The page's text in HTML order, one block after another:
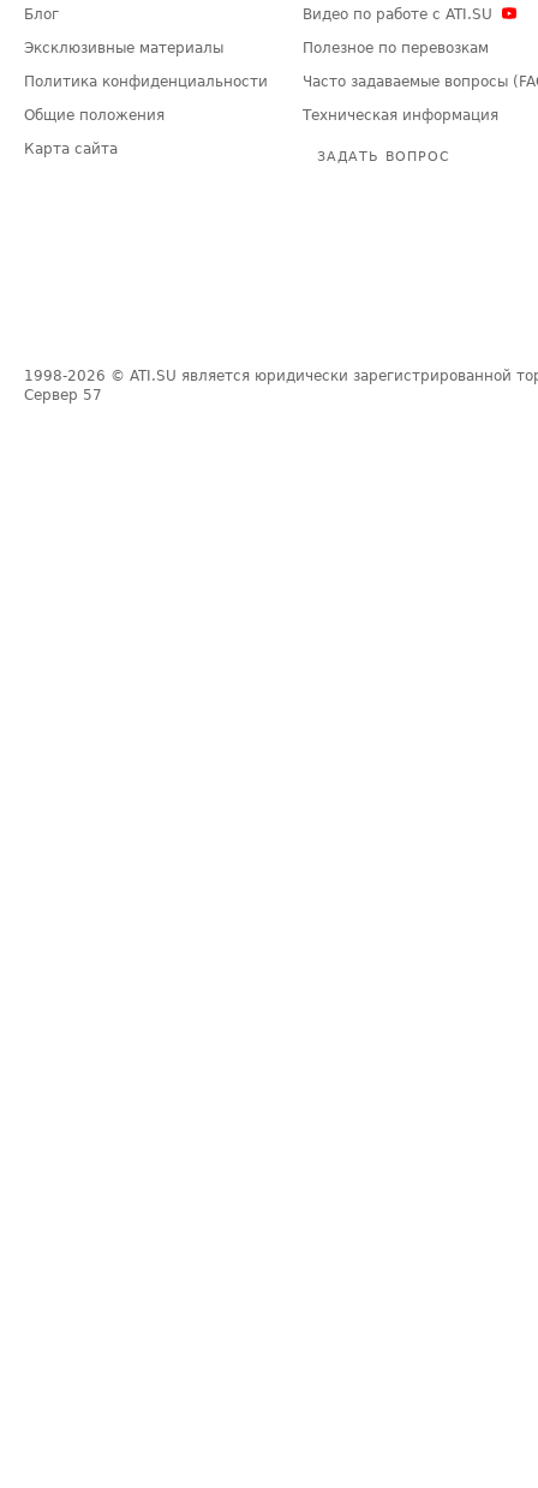
Блог
Эксклюзивные материалы
Политика конфиденциальности
Общие положения
Карта сайта
Видео по работе с ATI.SU
Полезное по перевозкам
Часто задаваемые вопросы
Техническая информация
ЗАДАТЬ ВОПРОС
1998-2026 © ATI.SU является юридически зарегистрированной
Сервер 57